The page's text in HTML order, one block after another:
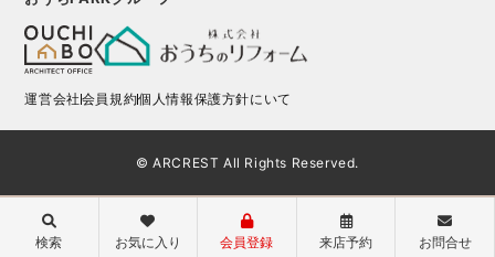
運営会社会員規約個人情報保護方針にいて
© ARCREST All Rights Reserved.
検索 お気に入り 会員登録 来店予約 お問合せ